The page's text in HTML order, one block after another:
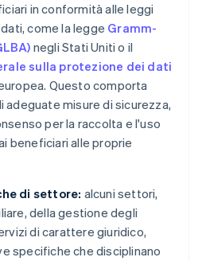
in conformità alle leggi
come la legge Gramm-
negli Stati Uniti o il
sulla protezione dei dati
Questo comporta
adeguate misure di sicurezza,
per la raccolta e l'uso
beneficiari alle proprie
di settore: alcuni settori,
della gestione degli
di carattere giuridico,
specifiche che disciplinano